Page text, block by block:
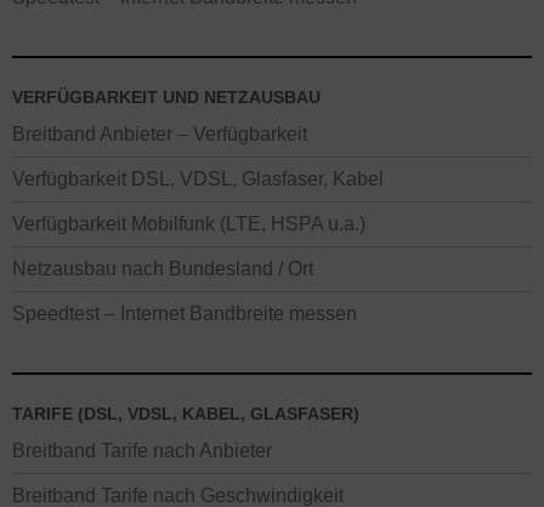
VERFÜGBARKEIT UND NETZAUSBAU
Breitband Anbieter – Verfügbarkeit
Verfügbarkeit DSL, VDSL, Glasfaser, Kabel
Verfügbarkeit Mobilfunk (LTE, HSPA u.a.)
Netzausbau nach Bundesland / Ort
Speedtest – Internet Bandbreite messen
TARIFE (DSL, VDSL, KABEL, GLASFASER)
Breitband Tarife nach Anbieter
Breitband Tarife nach Geschwindigkeit